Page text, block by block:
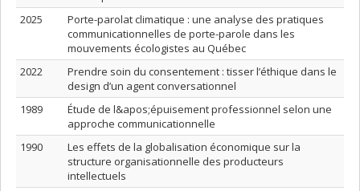
2025
Porte-parolat climatique : une analyse des pratiques
communicationnelles de porte-parole dans les
mouvements écologistes au Québec
2022
Prendre soin du consentement : tisser l’éthique dans le
design d’un agent conversationnel
1989
Étude de l&apos;épuisement professionnel selon une
approche communicationnelle
1990
Les effets de la globalisation économique sur la
structure organisationnelle des producteurs
intellectuels